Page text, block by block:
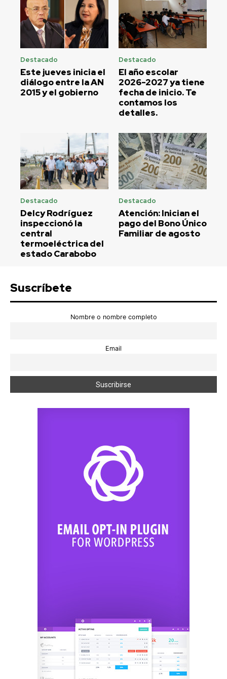
Destacado
Este jueves inicia el
diálogo entre la AN
2015 y el gobierno
Destacado
El año escolar
2026-2027 ya tiene
fecha de inicio. Te
contamos los
detalles.
Destacado
Delcy Rodríguez
inspeccionó la
central
termoeléctrica del
estado Carabobo
Destacado
Atención: Inician el
pago del Bono Único
Familiar de agosto
Suscríbete
Nombre o nombre completo
Email